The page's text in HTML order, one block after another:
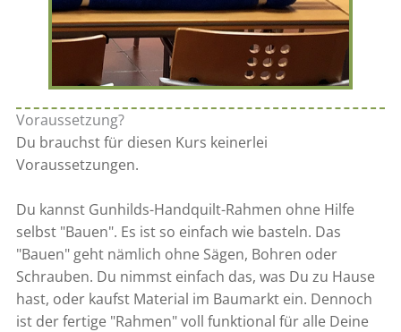
Voraussetzung?
Du brauchst für diesen Kurs keinerlei
Voraussetzungen.
Du kannst Gunhilds-Handquilt-Rahmen ohne Hilfe
selbst "Bauen". Es ist so einfach wie basteln. Das
"Bauen" geht nämlich ohne Sägen, Bohren oder
Schrauben. Du nimmst einfach das, was Du zu Hause
hast, oder kaufst Material im Baumarkt ein. Dennoch
ist der fertige "Rahmen" voll funktional für alle Deine